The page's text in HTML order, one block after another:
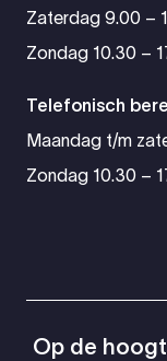
Zaterdag 9.00 –
Zondag 10.30 –
Telefonisch
Maandag t/m
Zondag 10.30 –
Op de